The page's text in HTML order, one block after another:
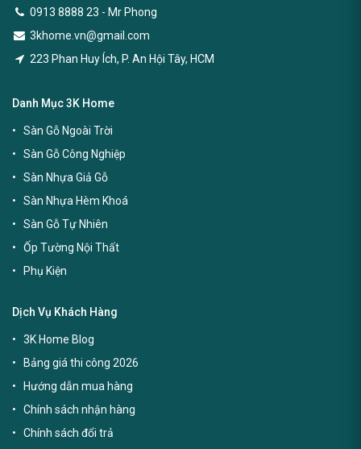
0913 8888 23 - Mr Phong
3khome.vn@gmail.com
223 Phan Huy Ích, P. An Hội Tây, HCM
Danh Mục 3K Home
Sàn Gỗ Ngoài Trời
Sàn Gỗ Công Nghiệp
Sàn Nhựa Giả Gỗ
Sàn Nhựa Hèm Khoá
Sàn Gỗ Tự Nhiên
Ốp Tường Nội Thất
Phụ Kiện
Dịch Vụ Khách Hàng
3K Home Blog
Bảng giá thi công 2026
Hướng dẫn mua hàng
Chính sách nhận hàng
Chính sách đổi trả